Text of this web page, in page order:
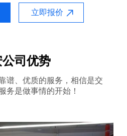
立即报价
司优势
谱、优质的服务，相信是交
务是做事情的开始！